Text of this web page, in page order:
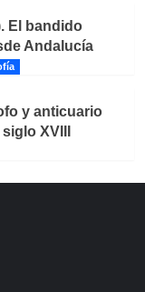
El bandido
Andalucía
y anticuario
XVIII